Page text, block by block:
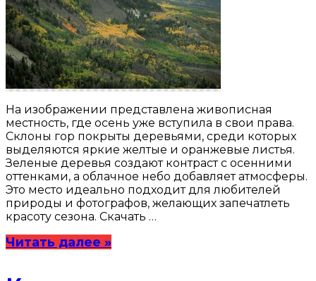
На изображении представлена живописная
местность, где осень уже вступила в свои права.
Склоны гор покрыты деревьями, среди которых
выделяются яркие желтые и оранжевые листья.
Зеленые деревья создают контраст с осенними
оттенками, а облачное небо добавляет атмосферы.
Это место идеально подходит для любителей
природы и фотографов, желающих запечатлеть
красоту сезона. Скачать …
Читать далее »